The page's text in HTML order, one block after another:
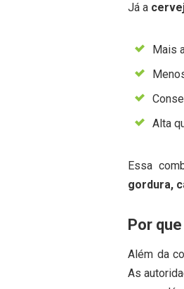
Já a
Mais
Alta
Essa
gordura,
Por
Além da
As